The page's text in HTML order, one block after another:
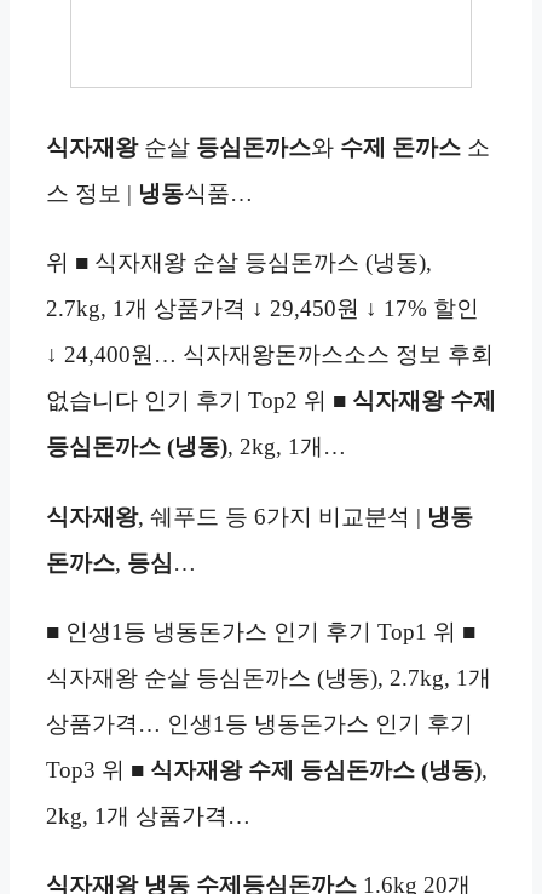
식자재왕순살 등심돈까스와 수제 돈까스 소
스 정보 | 냉동식품…
위 ■ 식자재왕 순살 등심돈까스 (냉동),
2.7kg, 1개 상품가격 ↓ 29,450원 ↓ 17% 할인
↓ 24,400원… 식자재왕돈까스소스 정보 후회
없습니다 인기 후기 Top2 위 ■ 식자재왕 수제
등심돈까스 (냉동), 2kg, 1개…
식자재왕, 쉐푸드 등 6가지 비교분석 | 냉동
돈까스, 등심…
■ 인생1등 냉동돈가스 인기 후기 Top1 위 ■
식자재왕 순살 등심돈까스 (냉동), 2.7kg, 1개
상품가격… 인생1등 냉동돈가스 인기 후기
Top3 위 ■ 식자재왕 수제 등심돈까스 (냉동),
2kg, 1개 상품가격…
식자재왕 냉동 수제등심돈까스 1.6kg 20개